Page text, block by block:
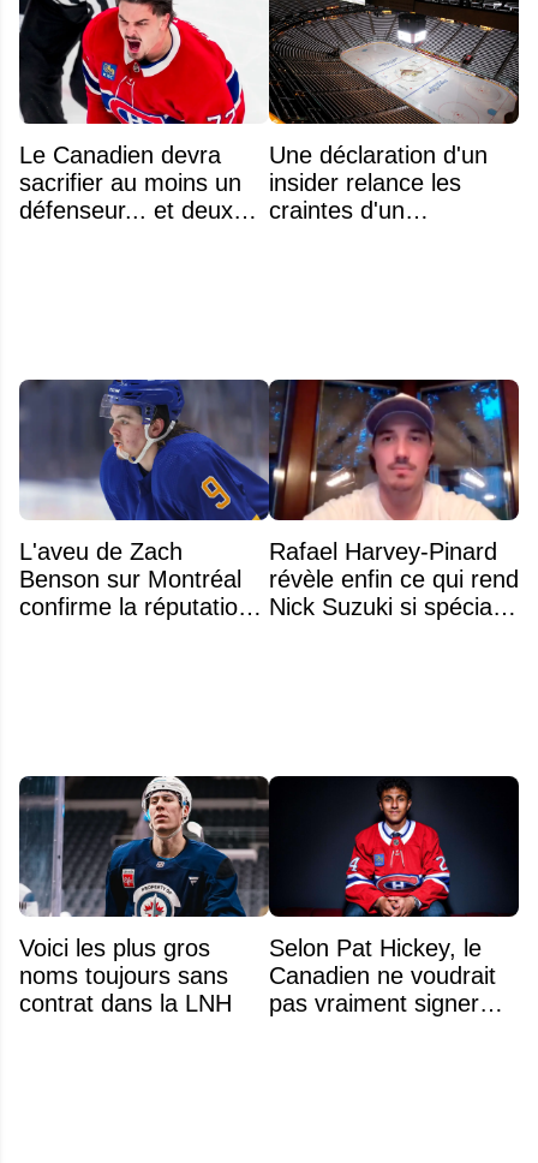
Le Canadien devra
sacrifier au moins un
défenseur... et deux
Une déclaration d'un
insider relance les
craintes d'un
L'aveu de Zach
Benson sur Montréal
confirme la réputation
Rafael Harvey-Pinard
révèle enfin ce qui rend
Nick Suzuki si spécial
Voici les plus gros
noms toujours sans
contrat dans la LNH
Selon Pat Hickey, le
Canadien ne voudrait
pas vraiment signer